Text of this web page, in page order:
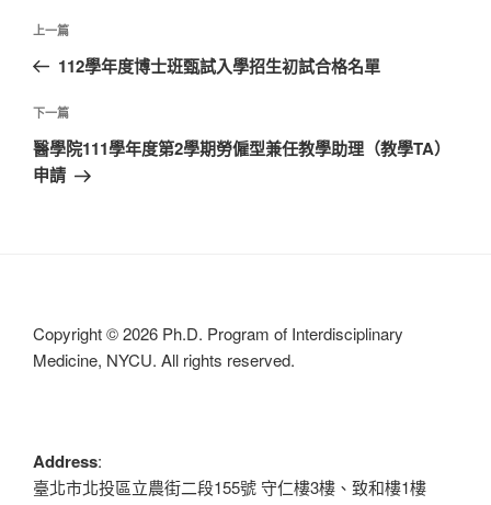
文
導
覽
上
一
文
章
上一篇
112學年度博士班甄試入學招生初試合格名單
下
一
篇
下一篇
醫學院111學年度第2學期勞僱型兼任教學助理（教學TA）
申請
Copyright © 2026 Ph.D. Program of Interdisciplinary
Medicine, NYCU. All rights reserved.
Address:
臺北市北投區立農街二段155號 守仁樓3樓、致和樓1樓